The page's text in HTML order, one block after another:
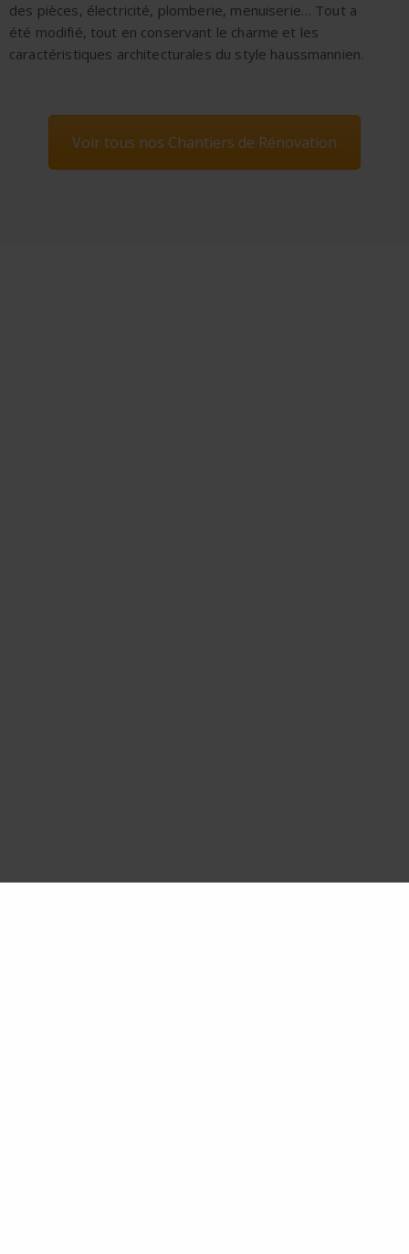
des pièces, électricité, plomberie, menuiserie… Tout a
été modifié, tout en conservant le charme et les
caractéristiques architecturales du style haussmannien.
Voir tous nos Chantiers de Rénovation